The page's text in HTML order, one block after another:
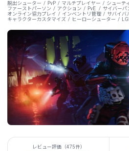
脱出シューター PvP マルチプレイヤー シューテ
ファーストパーソン
アクション PvE サイバーパ
オンライン協力プレイ
インベントリ管理 サバイバ
キャラクターカスタマイズ
ヒーローシューター
レビュー評価（475件）